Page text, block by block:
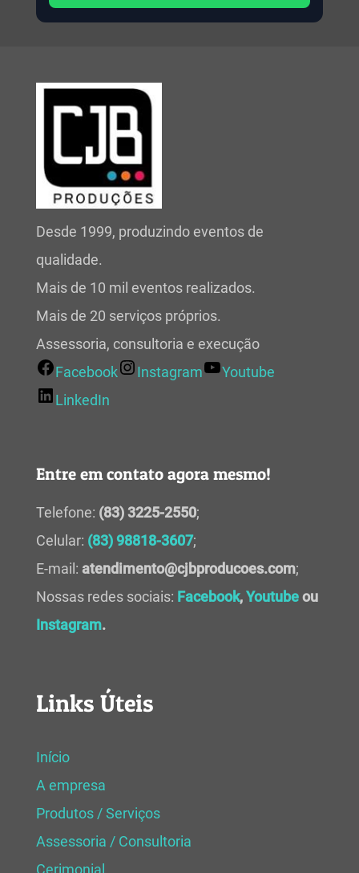
Desde 1999, produzindo eventos de
qualidade.
Mais de 10 mil eventos realizados.
Mais de 20 serviços próprios.
Assessoria, consultoria e execução
Facebook
Instagram
Youtube
LinkedIn
Entre em contato agora mesmo!
Telefone: (83) 3225-2550;
Celular: (83) 98818-3607;
E-mail: atendimento@cjbproducoes.com;
Nossas redes sociais: Facebook,Youtubeou
Instagram.
Links Úteis
Início
A empresa
Produtos / Serviços
Assessoria / Consultoria